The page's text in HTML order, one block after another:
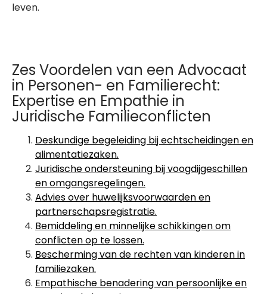
leven.
Zes Voordelen van een Advocaat
in Personen- en Familierecht:
Expertise en Empathie in
Juridische Familieconflicten
Deskundige begeleiding bij echtscheidingen en
alimentatiezaken.
Juridische ondersteuning bij voogdijgeschillen
en omgangsregelingen.
Advies over huwelijksvoorwaarden en
partnerschapsregistratie.
Bemiddeling en minnelijke schikkingen om
conflicten op te lossen.
Bescherming van de rechten van kinderen in
familiezaken.
Empathische benadering van persoonlijke en